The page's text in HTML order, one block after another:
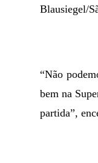
Blausiegel/
“Não
bem na
partida”,